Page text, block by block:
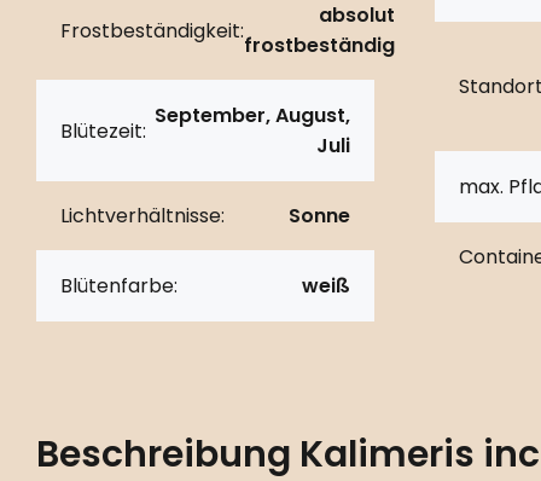
Frostbeständigkeit:
absolut
frostbeständig
Blütezeit:
September, August,
Juli
Lichtverhältnisse: Sonne
Blütenfarbe: weiß
max.
Beschreibung Kalimeris